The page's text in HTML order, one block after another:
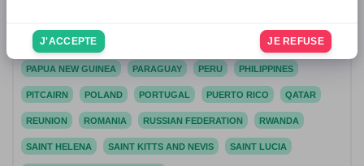
J'ACCEPTE JE REFUSE
PALAU PALESTINIAN TERRITORY, OCCUPIED PANAMA
PAPUA NEW GUINEA PARAGUAY PERU PHILIPPINES
PITCAIRN POLAND PORTUGAL PUERTO RICO QATAR
REUNION ROMANIA RUSSIAN FEDERATION RWANDA
SAINT HELENA SAINT KITTS AND NEVIS SAINT LUCIA